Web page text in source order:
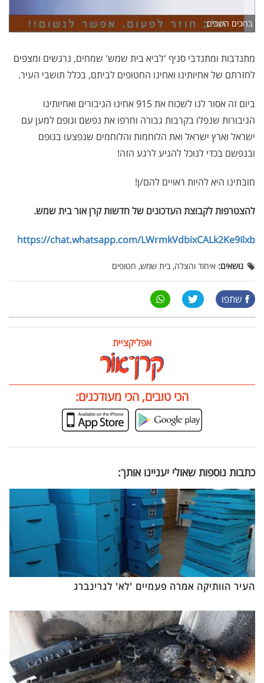
ברוכים השבים
מתנדבות ומתנדבי סניף 'לביא בית שמש' שמחים, נרגשים ומצפים
לחזרתם של אחיותינו ואחינו החטופים לביתם, בכלל תושבי העיר.
ביום זה אסור לנו לשכוח את 915 אחינו הגיבורים ואחיותינו
הגיבורות שנפלו בקרבות גבורה וחרפו את נפשם וגופם למען עם
ישראל וארץ ישראל ואת הלוחמות והלוחמים שנפצעו בגופם
ובנפשם בכדי לנוכל להגיע לרגע הזה!
חובתינו היא להיות ראויים להם/ן!
להצטרפות לקבוצת העדכונים של חדשות קרן אור בית שמש.
https://chat.whatsapp.com/LWrmkVdbixCALk2Ke9Ilxb
נושאים: איחוד והצלה, בית שמש, חטופים
שתפו
אפליקציית
הכי טובים, הכי מעודכנים:
כתבות נוספות שאולי יעניינו אותך:
העיר הוותיקה אמרה פעמיים 'לא' לגרינברג